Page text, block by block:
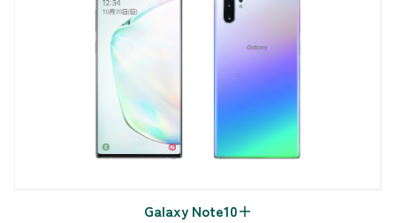
Galaxy Note10＋